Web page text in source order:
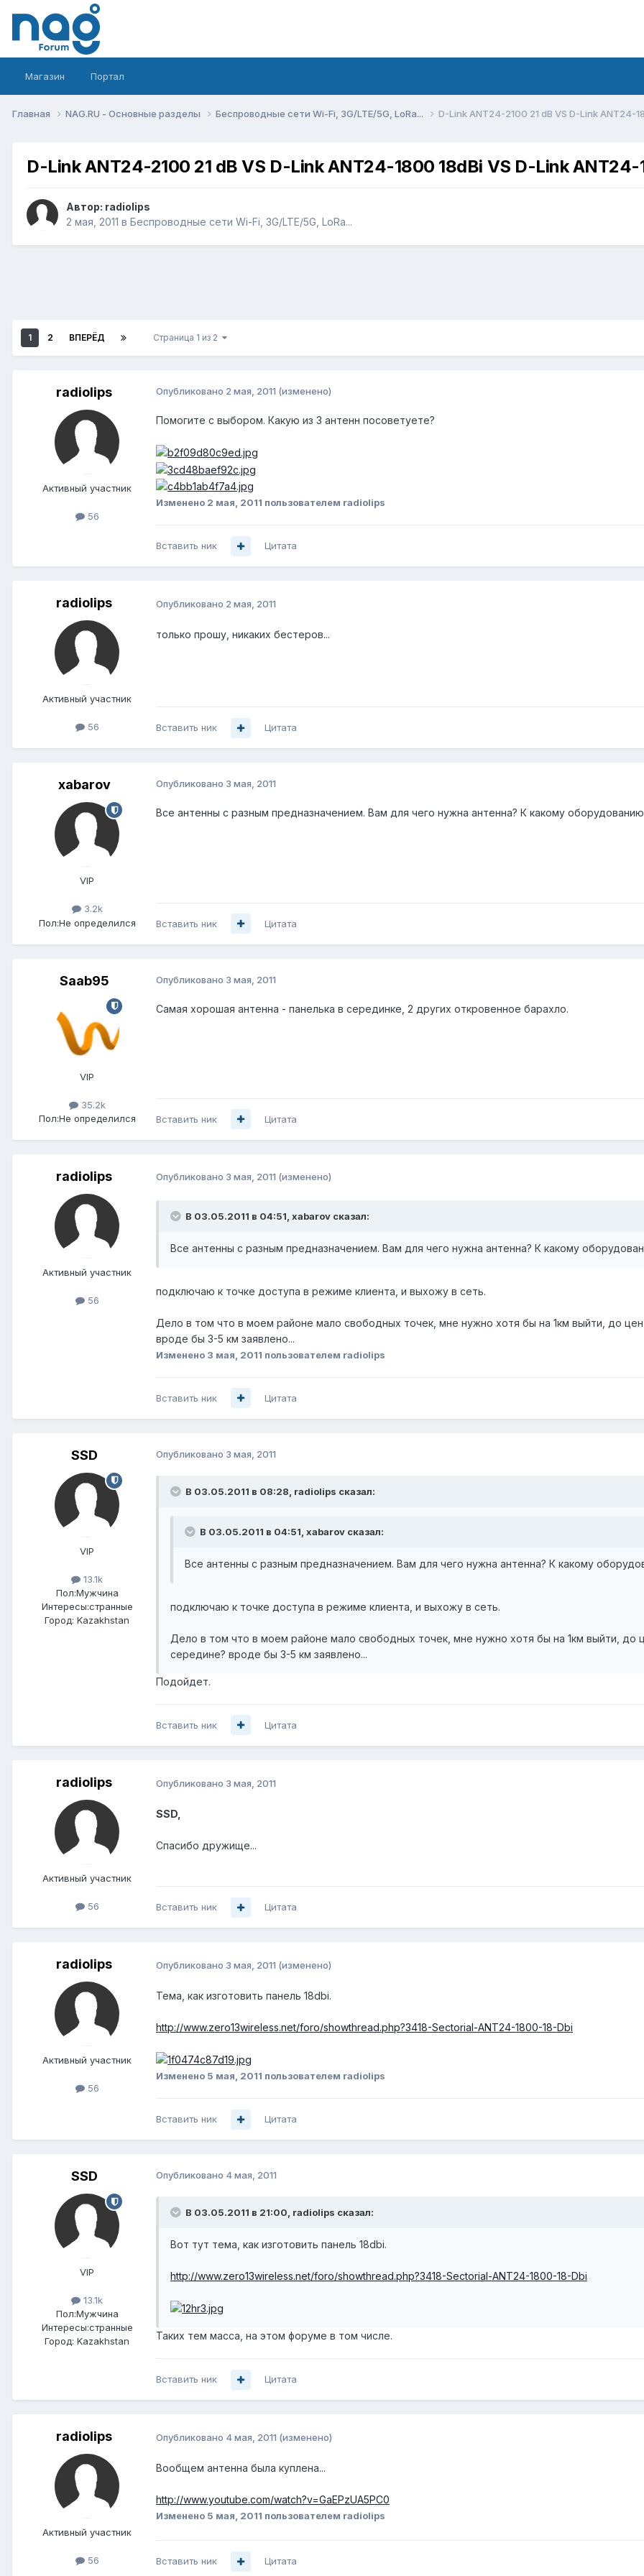
Магазин Портал
Главная NAG.RU - Основные разделы Беспроводные сети Wi-Fi, 3G/LTE/5G, LoRa... D-Link ANT24-2100 21 dB VS D-Link ANT24-
D-Link ANT24-2100 21 dB VS D-Link ANT24-1800 18dBi VS D-Link ANT24-
Автор: radiolips
2 мая, 2011 в Беспроводные сети Wi-Fi, 3G/LTE/5G, LoRa...
1 2 ВПЕРЁД Страница 1 из 2
radiolips
Активный участник
56
Опубликовано 2 мая, 2011 (изменено)
Помогите с выбором. Какую из 3 антенн посоветуете?
Изменено 2 мая, 2011 пользователем radiolips
Вставить ник Цитата
radiolips
Активный участник
56
Опубликовано 2 мая, 2011
только прошу, никаких бестеров...
Вставить ник Цитата
xabarov
VIP
3.2k
Пол:Не определился
Опубликовано 3 мая, 2011
Все антенны с разным предназначением. Вам для чего нужна антенна? К какому
Вставить ник Цитата
Saab95
VIP
35.2k
Пол:Не определился
Опубликовано 3 мая, 2011
Самая хорошая антенна - панелька в серединке, 2 других откровенное барахло.
Вставить ник Цитата
radiolips
Активный участник
56
Опубликовано 3 мая, 2011 (изменено)
В 03.05.2011 в 04:51, xabarov сказал:
Все антенны с разным предназначением. Вам для чего нужна антенна? К какому
подключаю к точке доступа в режиме клиента, и выхожу в сеть.
Дело в том что в моем районе мало свободных точек, мне нужно хотя бы на 1км выйти, до
вроде бы 3-5 км заявлено...
Изменено 3 мая, 2011 пользователем radiolips
Вставить ник Цитата
SSD
VIP
13.1k
Пол:Мужчина
Интересы:странные
Город: Kazakhstan
Опубликовано 3 мая, 2011
В 03.05.2011 в 08:28, radiolips сказал:
В 03.05.2011 в 04:51, xabarov сказал:
Все антенны с разным предназначением. Вам для чего нужна антенна? К какому
подключаю к точке доступа в режиме клиента, и выхожу в сеть.
Дело в том что в моем районе мало свободных точек, мне нужно хотя бы на 1км выйти, до
середине? вроде бы 3-5 км заявлено...
Подойдет.
Вставить ник Цитата
radiolips
Активный участник
56
Опубликовано 3 мая, 2011
SSD,
Спасибо дружище...
Вставить ник Цитата
radiolips
Активный участник
56
Опубликовано 3 мая, 2011 (изменено)
Тема, как изготовить панель 18dbi.
http://www.zero13wireless.net/foro/showthread.php?3418-Sectorial-ANT24-1800-18-Dbi
Изменено 5 мая, 2011 пользователем radiolips
Вставить ник Цитата
SSD
VIP
13.1k
Пол:Мужчина
Интересы:странные
Город: Kazakhstan
Опубликовано 4 мая, 2011
В 03.05.2011 в 21:00, radiolips сказал:
Вот тут тема, как изготовить панель 18dbi.
http://www.zero13wireless.net/foro/showthread.php?3418-Sectorial-ANT24-1800-18-Dbi
Таких тем масса, на этом форуме в том числе.
Вставить ник Цитата
radiolips
Активный участник
56
Опубликовано 4 мая, 2011 (изменено)
Вообщем антенна была куплена...
http://www.youtube.com/watch?v=GaEPzUA5PC0
Изменено 5 мая, 2011 пользователем radiolips
Вставить ник Цитата